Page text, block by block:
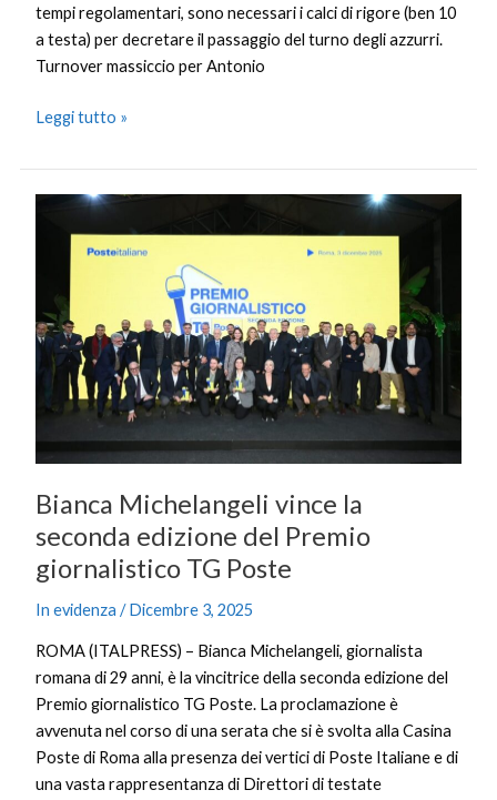
tempi regolamentari, sono necessari i calci di rigore (ben 10
a testa) per decretare il passaggio del turno degli azzurri.
Turnover massiccio per Antonio
Leggi tutto »
Bianca Michelangeli vince la
seconda edizione del Premio
giornalistico TG Poste
In evidenza /Dicembre 3, 2025
ROMA (ITALPRESS) – Bianca Michelangeli, giornalista
romana di 29 anni, è la vincitrice della seconda edizione del
Premio giornalistico TG Poste. La proclamazione è
avvenuta nel corso di una serata che si è svolta alla Casina
Poste di Roma alla presenza dei vertici di Poste Italiane e di
una vasta rappresentanza di Direttori di testate
Bianca
Michelangeli
vince
seconda
edizione
del
Premio
giornalistico
TG